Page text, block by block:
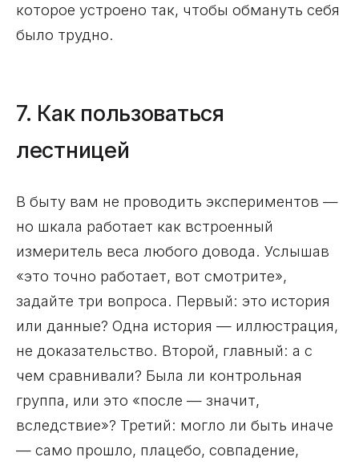
которое устроено так, чтобы обмануть себя
было трудно.
7. Как пользоваться
лестницей
В быту вам не проводить экспериментов —
но шкала работает как встроенный
измеритель веса любого довода. Услышав
«это точно работает, вот смотрите»,
задайте три вопроса. Первый: это история
или данные? Одна история — иллюстрация,
не доказательство. Второй, главный: а с
чем сравнивали? Была ли контрольная
группа, или это «после — значит,
вследствие»? Третий: могло ли быть иначе
— само прошло, плацебо, совпадение,